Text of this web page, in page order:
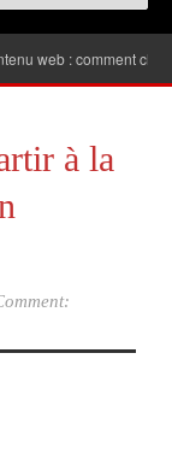
: comment choisir le
à la